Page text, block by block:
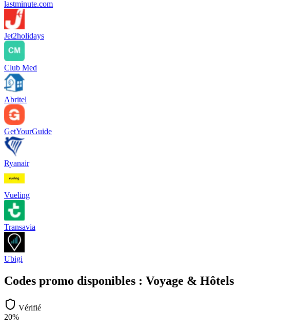
lastminute.com
Jet2holidays
Club Med
Abritel
GetYourGuide
Ryanair
Vueling
Transavia
Ubigi
Codes promo disponibles : Voyage & Hôtels
Vérifié
20%